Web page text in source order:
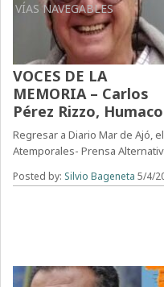
VÍAS NAVEGABLES
VOCES DE LA
MEMORIA – Carlos
Pérez Rizzo, Humaco
Regresar a Diario Mar de Ajó,
Atemporales- Prensa
Posted by: Silvio Bageneta 5/4/